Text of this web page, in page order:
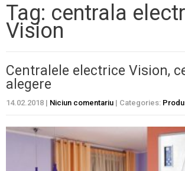
Tag: centrala
Vision
Centralele electrice Vision,
alegere
14.02.2018 | Niciun comentariu | Categories: